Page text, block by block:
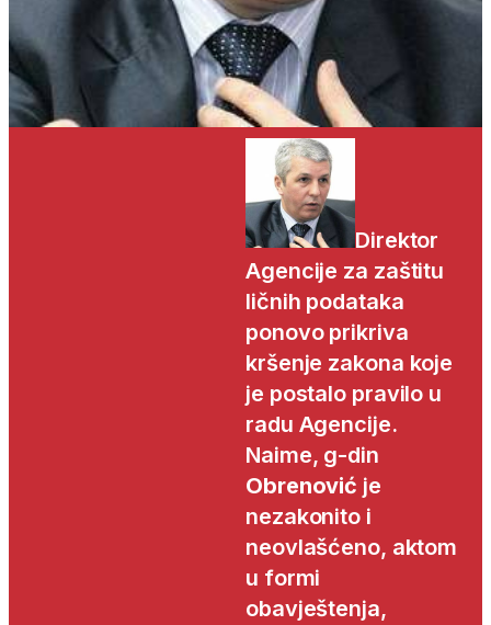
Direktor
Agencije za zaštitu
ličnih podataka
ponovo prikriva
kršenje zakona koje
je postalo pravilo u
radu Agencije.
Naime, g-din
Obrenović je
nezakonito i
neovlašćeno, aktom
u formi
obavještenja,